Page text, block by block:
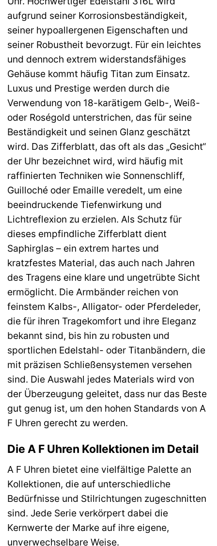
aufgrund seiner Korrosionsbeständigkeit,
seiner hypoallergenen Eigenschaften und
seiner Robustheit bevorzugt. Für ein leichtes
und dennoch extrem widerstandsfähiges
Gehäuse kommt häufig Titan zum Einsatz.
Luxus und Prestige werden durch die
Verwendung von 18-karätigem Gelb-, Weiß-
oder Roségold unterstrichen, das für seine
Beständigkeit und seinen Glanz geschätzt
wird. Das Zifferblatt, das oft als das „Gesicht“
der Uhr bezeichnet wird, wird häufig mit
raffinierten Techniken wie Sonnenschliff,
Guilloché oder Emaille veredelt, um eine
beeindruckende Tiefenwirkung und
Lichtreflexion zu erzielen. Als Schutz für
dieses empfindliche Zifferblatt dient
Saphirglas – ein extrem hartes und
kratzfestes Material, das auch nach Jahren
des Tragens eine klare und ungetrübte Sicht
ermöglicht. Die Armbänder reichen von
feinstem Kalbs-, Alligator- oder Pferdeleder,
die für ihren Tragekomfort und ihre Eleganz
bekannt sind, bis hin zu robusten und
sportlichen Edelstahl- oder Titanbändern, die
mit präzisen Schließensystemen versehen
sind. Die Auswahl jedes Materials wird von
der Überzeugung geleitet, dass nur das Beste
gut genug ist, um den hohen Standards von A
F Uhren gerecht zu werden.
Die A F Uhren Kollektionen im Detail
A F Uhren bietet eine vielfältige Palette an
Kollektionen, die auf unterschiedliche
Bedürfnisse und Stilrichtungen zugeschnitten
sind. Jede Serie verkörpert dabei die
Kernwerte der Marke auf ihre eigene,
unverwechselbare Weise.